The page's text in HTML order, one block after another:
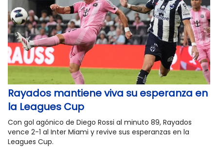
Rayados mantiene viva su esperanza en
la Leagues Cup
Con gol agónico de Diego Rossi al minuto 89, Rayados
vence 2-1 al Inter Miami y revive sus esperanzas en la
Leagues Cup.